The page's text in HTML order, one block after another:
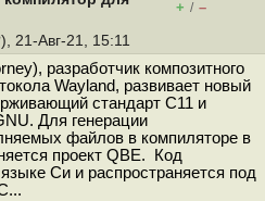
+ / –
21-Авг-21, 15:11
разработчик композитного
Wayland, развивает новый
стандарт C11 и
Для генерации
файлов в компиляторе в
проект QBE. Код
Си и распространяется под